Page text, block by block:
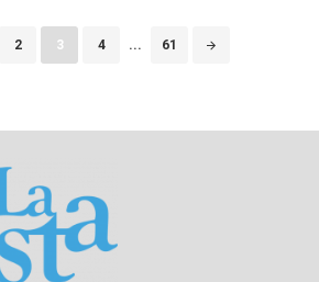
2 3 4 ... 61